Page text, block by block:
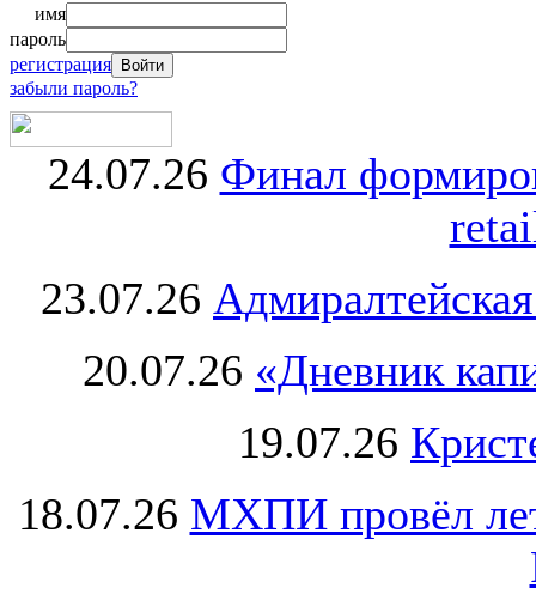
имя
пароль
регистрация
забыли пароль?
24.07.26 Финал
23.07.26
20.07.26 «Дневник
19.07.26
18.07.26 МХПИ провёл